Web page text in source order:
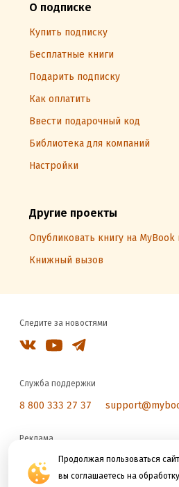
Продолжая пользоваться
вы соглашаетесь на
О подписке
Купить подписку
Бесплатные книги
Подарить подписку
Как оплатить
Ввести подарочный код
Библиотека для компаний
Настройки
Другие проекты
Опубликовать книгу на MyBook
Книжный вызов
Следите за новостями
Служба поддержки
8 800 333 27 37
Реклама
reklama@litres.ru